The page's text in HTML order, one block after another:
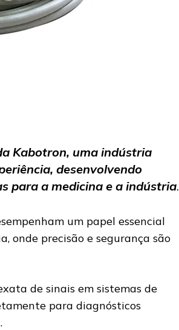
Kabotron, uma indústria
desenvolvendo
para a medicina e a indústria.
um papel essencial
onde precisão e segurança são
de sinais em sistemas de
para diagnósticos